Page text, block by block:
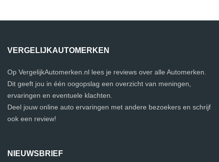
VERGELIJKAUTOMERKEN
Op VergelijkAutomerken.nl lees je reviews over alle Automerken.
Dit geeft jou in één oogopslag een overzicht van meningen,
ervaringen en eventuele klachten.
Deel jouw online auto ervaringen met andere bezoekers en schrijf
ook een review!
NIEUWSBRIEF